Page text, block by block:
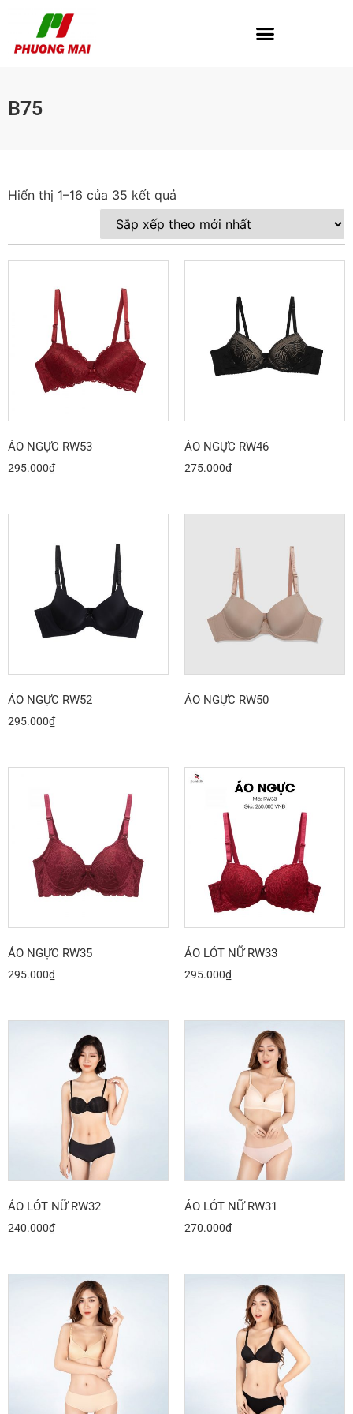
B75
Hiển thị 1–16 của 35 kết quả
ÁO NGỰC RW53
295.000₫
ÁO NGỰC RW46
275.000₫
ÁO NGỰC RW52
295.000₫
ÁO NGỰC RW50
ÁO NGỰC RW35
295.000₫
ÁO LÓT NỮ RW33
295.000₫
ÁO LÓT NỮ RW32
240.000₫
ÁO LÓT NỮ RW31
270.000₫